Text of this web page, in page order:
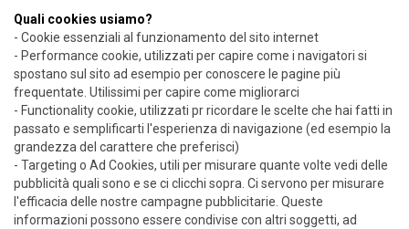
Quali cookies usiamo?
- Cookie essenziali al funzionamento del sito internet
- Performance cookie, utilizzati per capire come i navigatori si
spostano sul sito ad esempio per conoscere le pagine più
frequentate. Utilissimi per capire come migliorarci
- Functionality cookie, utilizzati pr ricordare le scelte che hai fatti in
passato e semplificarti l'esperienza di navigazione (ed esempio la
grandezza del carattere che preferisci)
- Targeting o Ad Cookies, utili per misurare quante volte vedi delle
pubblicità quali sono e se ci clicchi sopra. Ci servono per misurare
l'efficacia delle nostre campagne pubblicitarie. Queste
informazioni possono essere condivise con altri soggetti, ad